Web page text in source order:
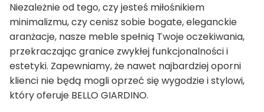
Niezależnie od tego, czy jesteś miłośnikiem
minimalizmu, czy cenisz sobie bogate, eleganckie
aranżacje, nasze meble spełnią Twoje oczekiwania,
przekraczając granice zwykłej funkcjonalności i
estetyki. Zapewniamy, że nawet najbardziej oporni
klienci nie będą mogli oprzeć się wygodzie i stylowi,
który oferuje BELLO GIARDINO.